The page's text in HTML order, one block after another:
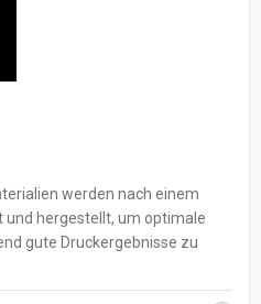
werden nach einem
hergestellt, um optimale
gute Druckergebnisse zu